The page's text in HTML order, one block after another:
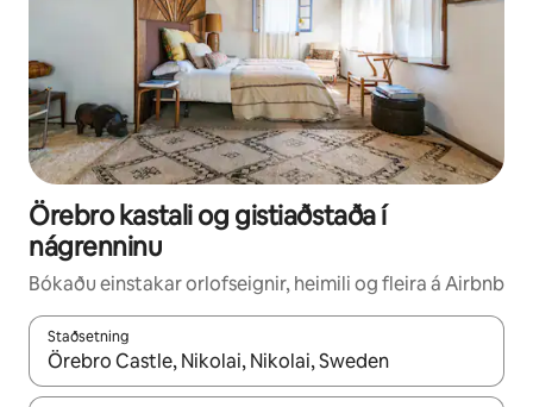
Örebro kastali og gistiaðstaða í
nágrenninu
Bókaðu einstakar orlofseignir, heimili og fleira á Airbnb
Staðsetning
Þegar niðurstöður liggja fyrir skaltu nota upp og niður